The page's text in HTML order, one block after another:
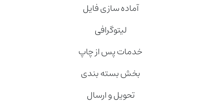
آماده سازی فایل
لیتوگرافی
خدمات پس از چاپ
بخش بسته بندی
تحویل و ارسال